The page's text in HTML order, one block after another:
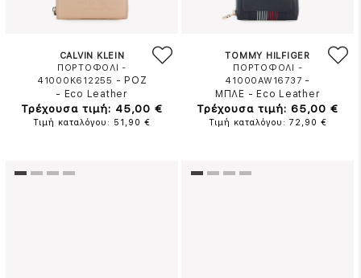
CALVIN KLEIN
ΠΟΡΤΟΦΟΛΙ -
41000K612255 - ΡΟΖ
- Eco Leather
Τρέχουσα τιμή: 45,00 €
Τιμή καταλόγου: 51,90 €
TOMMY HILFIGER
ΠΟΡΤΟΦΟΛΙ -
41000AW16737 -
ΜΠΛΕ - Eco Leather
Τρέχουσα τιμή: 65,00 €
Τιμή καταλόγου: 72,90 €